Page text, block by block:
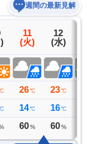
週間の最新見解
11
(火)
26 ℃
14 ℃
60 %
12
(水)
23 ℃
16 ℃
60 %